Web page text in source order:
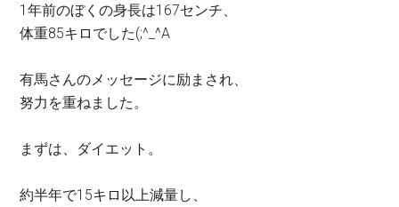
1年前のぼくの身長は167センチ、
体重85キロでした(;^_^A
有馬さんのメッセージに励まされ、
努力を重ねました。
まずは、ダイエット。
約半年で15キロ以上減量し、